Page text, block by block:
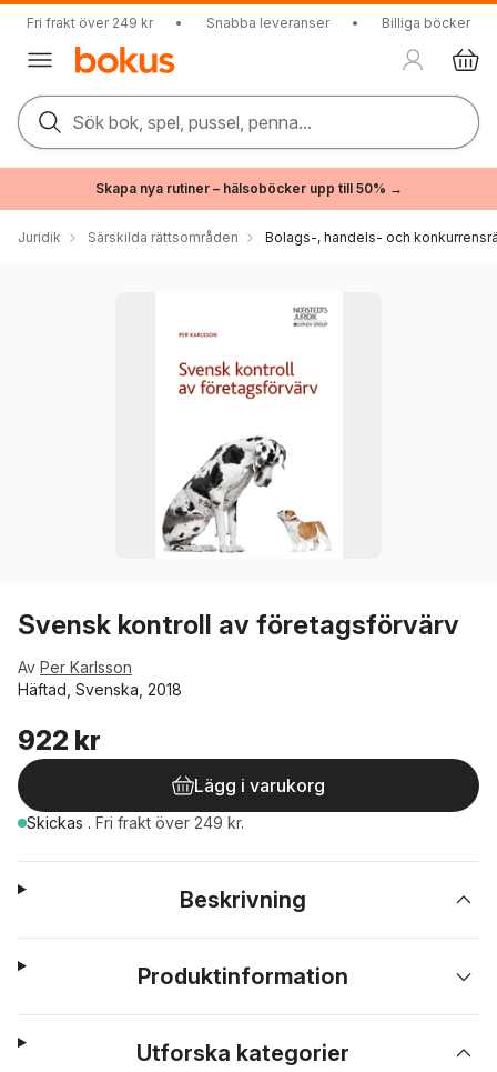
Fri frakt över 249 kr • Snabba leveranser • Billiga böcker
Sök bok, spel, pussel, penna...
Skapa nya rutiner – hälsoböcker upp till 50% →
Juridik Särskilda rättsområden Bolags-, handels- och
Svensk kontroll av företagsförvärv
Av Per Karlsson
Häftad, Svenska, 2018
922 kr
Lägg i varukorg
Skickas . Fri frakt över 249 kr.
Beskrivning
Produktinformation
Utforska kategorier